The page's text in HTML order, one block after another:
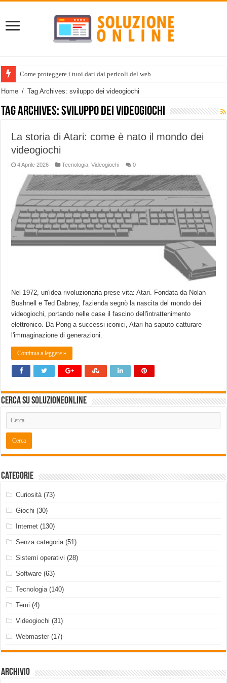
Come proteggere i tuoi dati dai pericoli del web
Home / Tag Archives: sviluppo dei videogiochi
Tag Archives:sviluppo dei videogiochi
La storia di Atari: come è nato il mondo dei
videogiochi
4 Aprile 2026 Tecnologia,Videogiochi 0
Nel 1972, un'idea rivoluzionaria prese vita: Atari. Fondata da Nolan
Bushnell e Ted Dabney, l'azienda segnò la nascita del mondo dei
videogiochi, portando nelle case il fascino dell'intrattenimento
elettronico. Da Pong a successi iconici, Atari ha saputo catturare
l'immaginazione di generazioni.
Continua a leggere »
Cerca su SoluzioneOnline
Categorie
Curiosità(73)
Giochi (30)
Internet (130)
Senza categoria(51)
Sistemi operativi (28)
Software (63)
Tecnologia(140)
Temi (4)
Videogiochi (31)
Webmaster (17)
Archivio